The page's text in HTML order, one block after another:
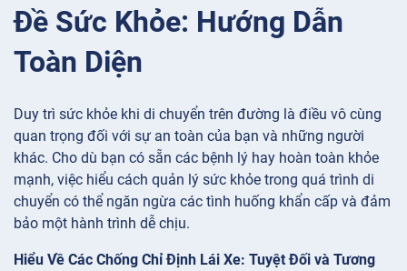
Đề Sức Khỏe: Hướng Dẫn
Toàn Diện
Duy trì sức khỏe khi di chuyển trên đường là điều vô cùng
quan trọng đối với sự an toàn của bạn và những người
khác. Cho dù bạn có sẵn các bệnh lý hay hoàn toàn khỏe
mạnh, việc hiểu cách quản lý sức khỏe trong quá trình di
chuyển có thể ngăn ngừa các tình huống khẩn cấp và đảm
bảo một hành trình dễ chịu.
Hiểu Về Các Chống Chỉ Định Lái Xe: Tuyệt Đối và Tương